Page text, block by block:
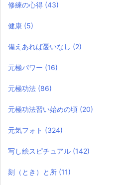
修練の心得 (43)
健康 (5)
備えあれば憂いなし (2)
元極パワー (16)
元極功法 (86)
元極功法習い始めの頃 (20)
元気フォト (324)
写し絵スピチュアル (142)
刻（とき）と所 (11)